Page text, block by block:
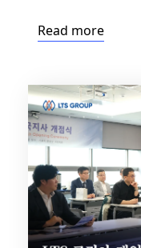
요한 인사이트를 나
과 같습니다. 베트남
는 LTS와 Kampa
Read more